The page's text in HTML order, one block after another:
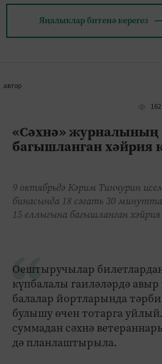
Яңалыклар битенә керегез
автор
«Сәхнә» журналының
багышланган хәйрия
9 октябрьдә Кәрим Тинчурин
бинасында 18 сәгать 30
15 еллыгына багышланган хәйрия
Оештыручылар
күпбалалы гаиләләрдә авыр
балалар йортларында
булышу өчен тотарга
суммадан сәхнә
дә планлаштырыла.